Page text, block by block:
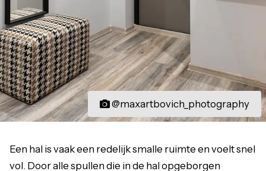
@maxartbovich_photography
Een hal is vaak een redelijk smalle ruimte en voelt snel
vol. Door alle spullen die in de hal opgeborgen